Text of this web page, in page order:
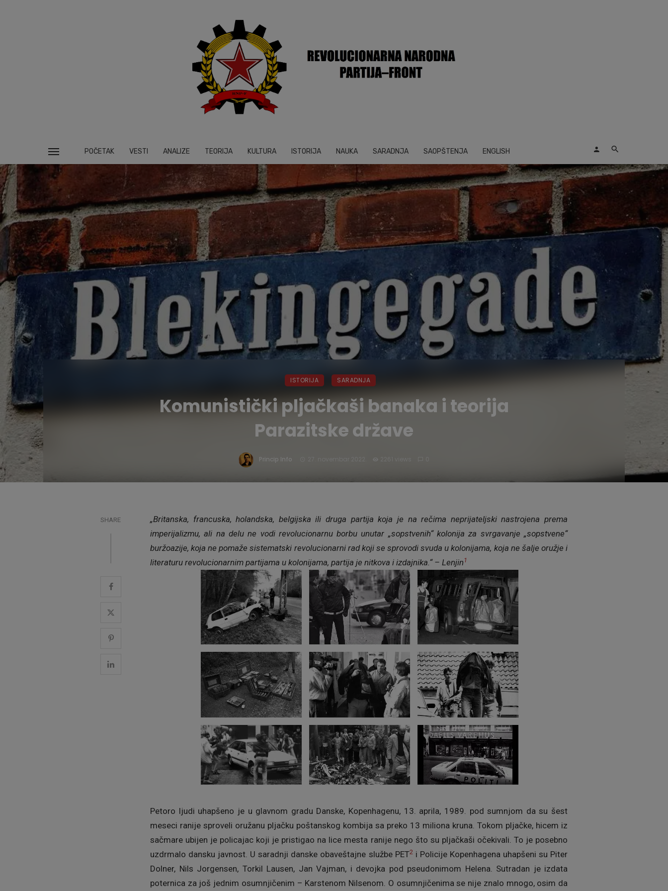
POČETAK VESTI ANALIZE TEORIJA KULTURA ISTORIJA NAUKA SARADNJA SAOPŠTENJA ENGLISH
ISTORIJA SARADNJA
Komunistički pljačkaši banaka i teorija
Parazitske države
Princip Info
SHARE
„Britanska, francuska, holandska, belgijska ili druga partija koja je na rečima neprijateljski nastrojena prema
imperijalizmu, ali na delu ne vodi revolucionarnu borbu unutar „sopstvenih“ kolonija za svrgavanje „sopstvene“
buržoazije, koja ne pomaže sistematski revolucionarni rad koji se sprovodi svuda u kolonijama, koja ne šalje oružje i
literaturu revolucionarnim partijama u kolonijama, partija je nitkova i izdajnika.“ – Lenjin1
Petoro ljudi uhapšeno je u glavnom gradu Danske, Kopenhagenu, 13. aprila, 1989. pod sumnjom da su šest
meseci ranije sproveli oružanu pljačku poštanskog kombija sa preko 13 miliona kruna. Tokom pljačke, hicem iz
sačmare ubijen je policajac koji je pristigao na lice mesta ranije nego što su pljačkaši očekivali. To je posebno
uzdrmalo dansku javnost. U saradnji danske obaveštajne službe PET2i Policije Kopenhagena uhapšeni su Piter
Dolner, Nils Jorgensen, Torkil Lausen, Jan Vajman, i devojka pod pseudonimom Helena. Sutradan je izdata
poternica za još jednim osumnjičenim – Karstenom Nilsenom. O osumnjičenima se nije znalo mnogo, osim da